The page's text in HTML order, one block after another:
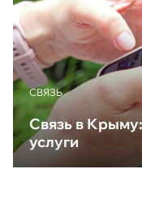
CВЯЗЬ
Связь в
услуги